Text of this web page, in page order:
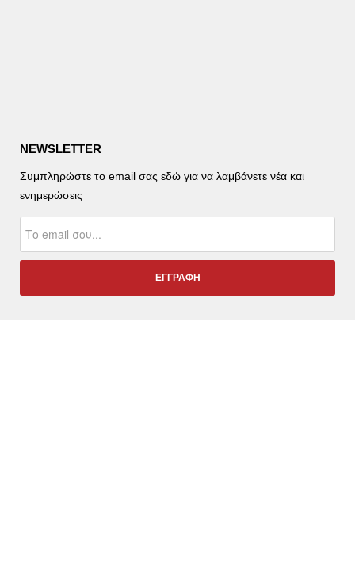
NEWSLETTER
Συμπληρώστε το email σας εδώ για να λαμβάνετε νέα και
ενημερώσεις